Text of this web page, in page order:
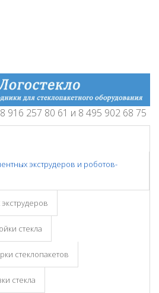
916 257 80 61 и 8 495 902 68 75
экструдеров и роботов-
стекла
стеклопакетов
стекла